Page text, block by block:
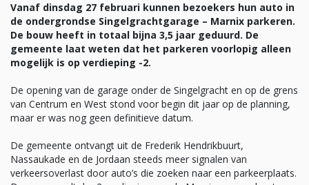
Vanaf dinsdag 27 februari kunnen bezoekers hun auto in
de ondergrondse Singelgrachtgarage – Marnix parkeren.
De bouw heeft in totaal bijna 3,5 jaar geduurd. De
gemeente laat weten dat het parkeren voorlopig alleen
mogelijk is op verdieping -2.
De opening van de garage onder de Singelgracht en op de grens
van Centrum en West stond voor begin dit jaar op de planning,
maar er was nog geen definitieve datum.
De gemeente ontvangt uit de Frederik Hendrikbuurt,
Nassaukade en de Jordaan steeds meer signalen van
verkeersoverlast door auto’s die zoeken naar een parkeerplaats.